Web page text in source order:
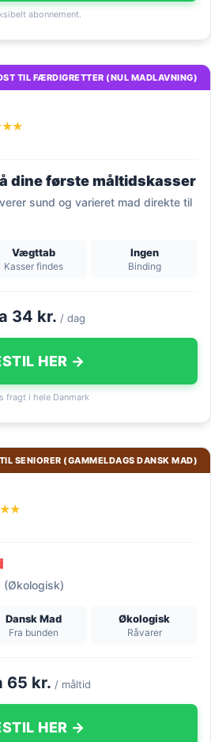
abonnement.
TIL FÆRDIGRETTER (NUL MADLAVNING)
dine første måltidskasser
sund og varieret mad direkte til
Vægttab
Kasser findes
Ingen
Binding
34 kr. / dag
HER →
fragt i hele Danmark
SENIORER (GAMMELDAGS DANSK MAD)
(Økologisk)
Dansk Mad
Fra bunden
Økologisk
Råvarer
65 kr. / måltid
HER →